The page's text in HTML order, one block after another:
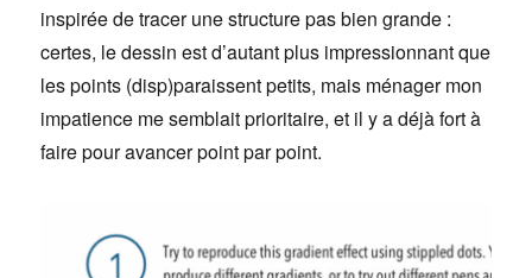
inspirée de tracer une structure pas bien grande :
certes, le dessin est d’autant plus impressionnant que
les points (disp)paraissent petits, mais ménager mon
impatience me semblait prioritaire, et il y a déjà fort à
faire pour avancer point par point.